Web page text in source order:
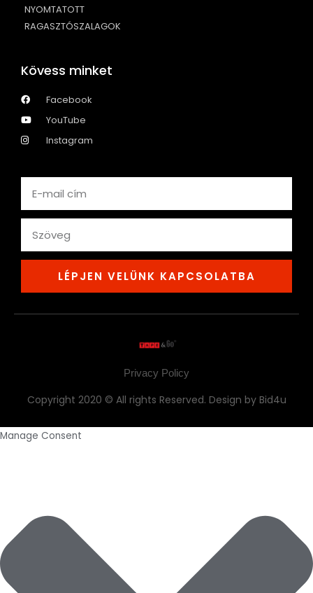
NYOMTATOTT
RAGASZTÓSZALAGOK
Kövess minket
Facebook
YouTube
Instagram
LÉPJEN VELÜNK KAPCSOLATBA
Privacy Policy
Copyright 2020 © All rights Reserved. Design by Bid4u
Manage Consent